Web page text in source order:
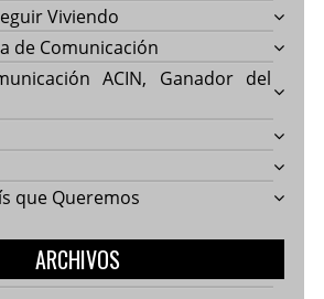
Viviendo
de Comunicación
ACIN, Ganador del
que Queremos
ARCHIVOS